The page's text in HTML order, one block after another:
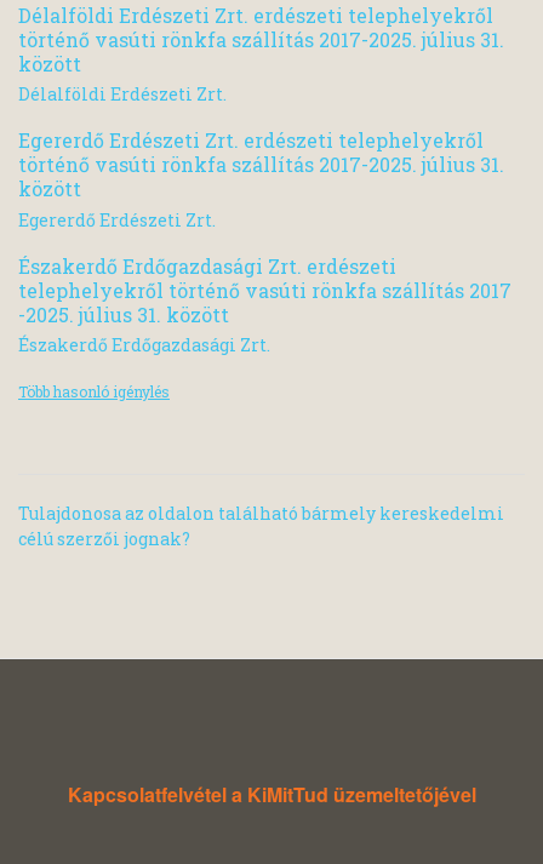
Délalföldi Erdészeti Zrt. erdészeti telephelyekről
történő vasúti rönkfa szállítás 2017-2025. július 31.
között
Délalföldi Erdészeti Zrt.
Egererdő Erdészeti Zrt. erdészeti telephelyekről
történő vasúti rönkfa szállítás 2017-2025. július 31.
között
Egererdő Erdészeti Zrt.
Északerdő Erdőgazdasági Zrt. erdészeti
telephelyekről történő vasúti rönkfa szállítás 2017
-2025. július 31. között
Északerdő Erdőgazdasági Zrt.
Több hasonló igénylés
Tulajdonosa az oldalon található bármely kereskedelmi
célú szerzői jognak?
Kapcsolatfelvétel a KiMitTud üzemeltetőjével